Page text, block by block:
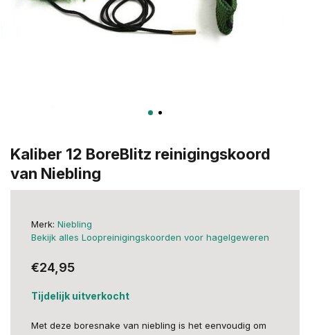
Kaliber 12 BoreBlitz reinigingskoord
van Niebling
Merk: Niebling
Bekijk alles Loopreinigingskoorden voor hagelgeweren
€24,95
Tijdelijk uitverkocht
Met deze boresnake van niebling is het eenvoudig om